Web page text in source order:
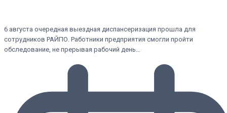
6 августа очередная выездная диспансеризация прошла для
сотрудников РАЙПО. Работники предприятия смогли пройти
обследование, не прерывая рабочий день…